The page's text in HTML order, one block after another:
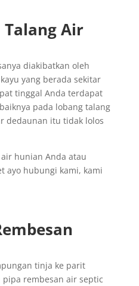
Air
diakibatkan oleh
yang berada sekitar
tinggal Anda terdapat
pada lobang talang
dedaunan itu tidak lolos
hunian Anda atau
ayo hubungi kami, kami
tinja ke parit
rembesan air septic